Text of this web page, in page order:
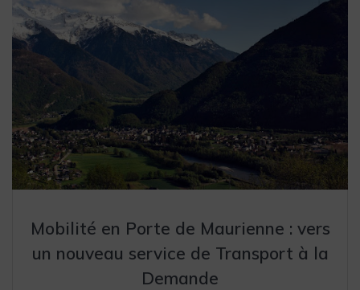
Mobilité en Porte de Maurienne : vers
un nouveau service de Transport à la
Demande